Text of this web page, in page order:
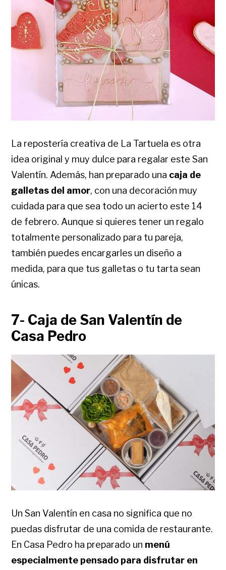
La repostería creativa de La Tartuela es otra
idea original y muy dulce para regalar este San
Valentín. Además, han preparado una caja de
galletas del amor, con una decoración muy
cuidada para que sea todo un acierto este 14
de febrero. Aunque si quieres tener un regalo
totalmente personalizado para tu pareja,
también puedes encargarles un diseño a
medida, para que tus galletas o tu tarta sean
únicas.
7- Caja de San Valentín de
Casa Pedro
Un San Valentín en casa no significa que no
puedas disfrutar de una comida de restaurante.
En Casa Pedro ha preparado un menú
especialmente pensado para disfrutar en